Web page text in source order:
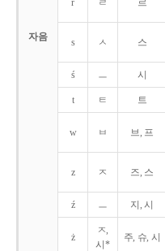
자음
r ㄹ 르
s ㅅ 스
ś ㅡ 시
t ㅌ 트
w ㅂ 브, 프
z ㅈ 즈, 스
ź ㅡ 지, 시
ż
ㅈ,
시*
주, 슈, 시